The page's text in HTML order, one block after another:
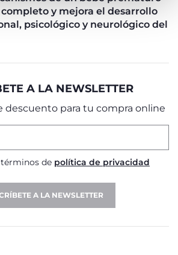
y mejora el desarrollo
psicológico y neurológico del
A LA NEWSLETTER
descuento para tu compra online
de política de privacidad
A LA NEWSLETTER